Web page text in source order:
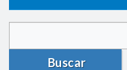
Buscar